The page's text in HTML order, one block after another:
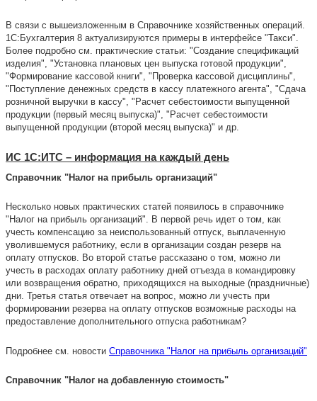
В связи с вышеизложенным в Справочнике хозяйственных операций.
1С:Бухгалтерия 8 актуализируются примеры в интерфейсе "Такси".
Более подробно см. практические статьи: "Создание спецификаций
изделия", "Установка плановых цен выпуска готовой продукции",
"Формирование кассовой книги", "Проверка кассовой дисциплины",
"Поступление денежных средств в кассу платежного агента", "Сдача
розничной выручки в кассу", "Расчет себестоимости выпущенной
продукции (первый месяц выпуска)", "Расчет себестоимости
выпущенной продукции (второй месяц выпуска)" и др.
ИС 1С:ИТС – информация на каждый день
Справочник "Налог на прибыль организаций"
Несколько новых практических статей появилось в cправочнике
"Налог на прибыль организаций". В первой речь идет о том, как
учесть компенсацию за неиспользованный отпуск, выплаченную
уволившемуся работнику, если в организации создан резерв на
оплату отпусков. Во второй статье рассказано о том, можно ли
учесть в расходах оплату работнику дней отъезда в командировку
или возвращения обратно, приходящихся на выходные (праздничные)
дни. Третья статья отвечает на вопрос, можно ли учесть при
формировании резерва на оплату отпусков возможные расходы на
предоставление дополнительного отпуска работникам?
Подробнее см. новости Справочника "Налог на прибыль организаций"
Справочник "Налог на добавленную стоимость"